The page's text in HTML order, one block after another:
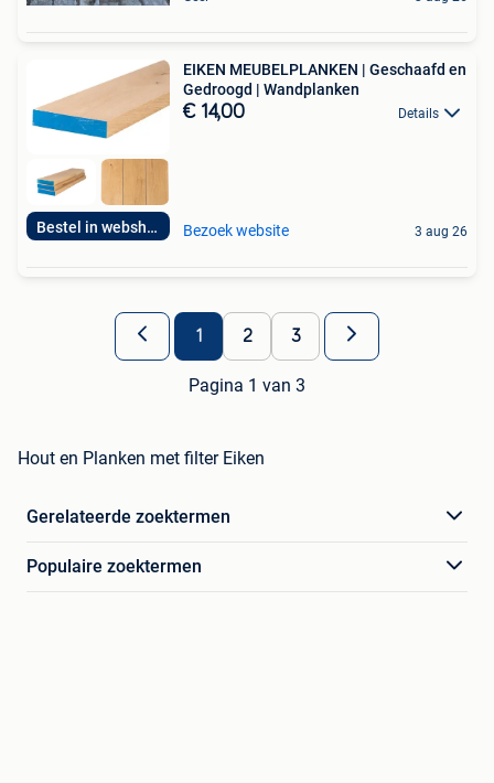
Bestel in webshop!
EIKEN MEUBELPLANKEN | Geschaafd en
Gedroogd | Wandplanken
€ 14,00 Details
Bezoek website 3 aug 26
1 2 3
Pagina 1 van 3
Hout en Planken met filter Eiken
Gerelateerde zoektermen
Populaire zoektermen